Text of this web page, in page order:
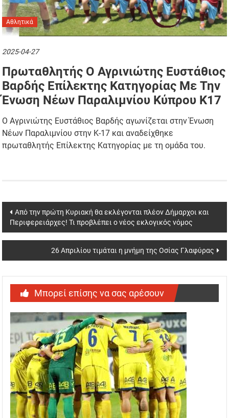
Αθλητικά
2025-04-27
Πρωταθλητής Ο Αγρινιώτης Ευστάθιος
Βαρδής Επίλεκτης Κατηγορίας Με Την
Ένωση Νέων Παραλιμνίου Κύπρου Κ17
Ο Αγρινιώτης Ευστάθιος Βαρδής αγωνίζεται στην Ένωση
Νέων Παραλιμνίου στην Κ-17 και αναδείχθηκε
πρωταθλητής Επίλεκτης Κατηγορίας με τη ομάδα του.
Post
navigation
Από την πρώτη Κυριακή θα εκλέγονται πλέον Δήμαρχοι και
Περιφερειάρχες! Τι προβλέπει ο νέος εκλογικός νόμος
26 Απριλίου τιμάται η μνήμη της Οσίας Γλαφύρας
Μπορεί επίσης να σας αρέσουν